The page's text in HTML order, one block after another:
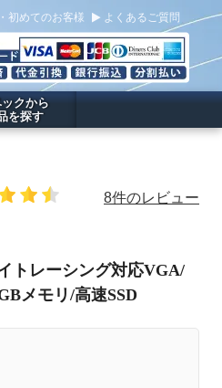
初めてのお客様 よくあるご質問
ックから
を探す
8件のレビュー
トレーシング対応VGA/
メモリ/高速SSD